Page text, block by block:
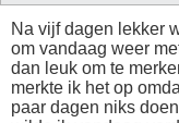
Na vijf dagen lekker
om vandaag weer
dan leuk om te
merkte ik het op
paar dagen niks